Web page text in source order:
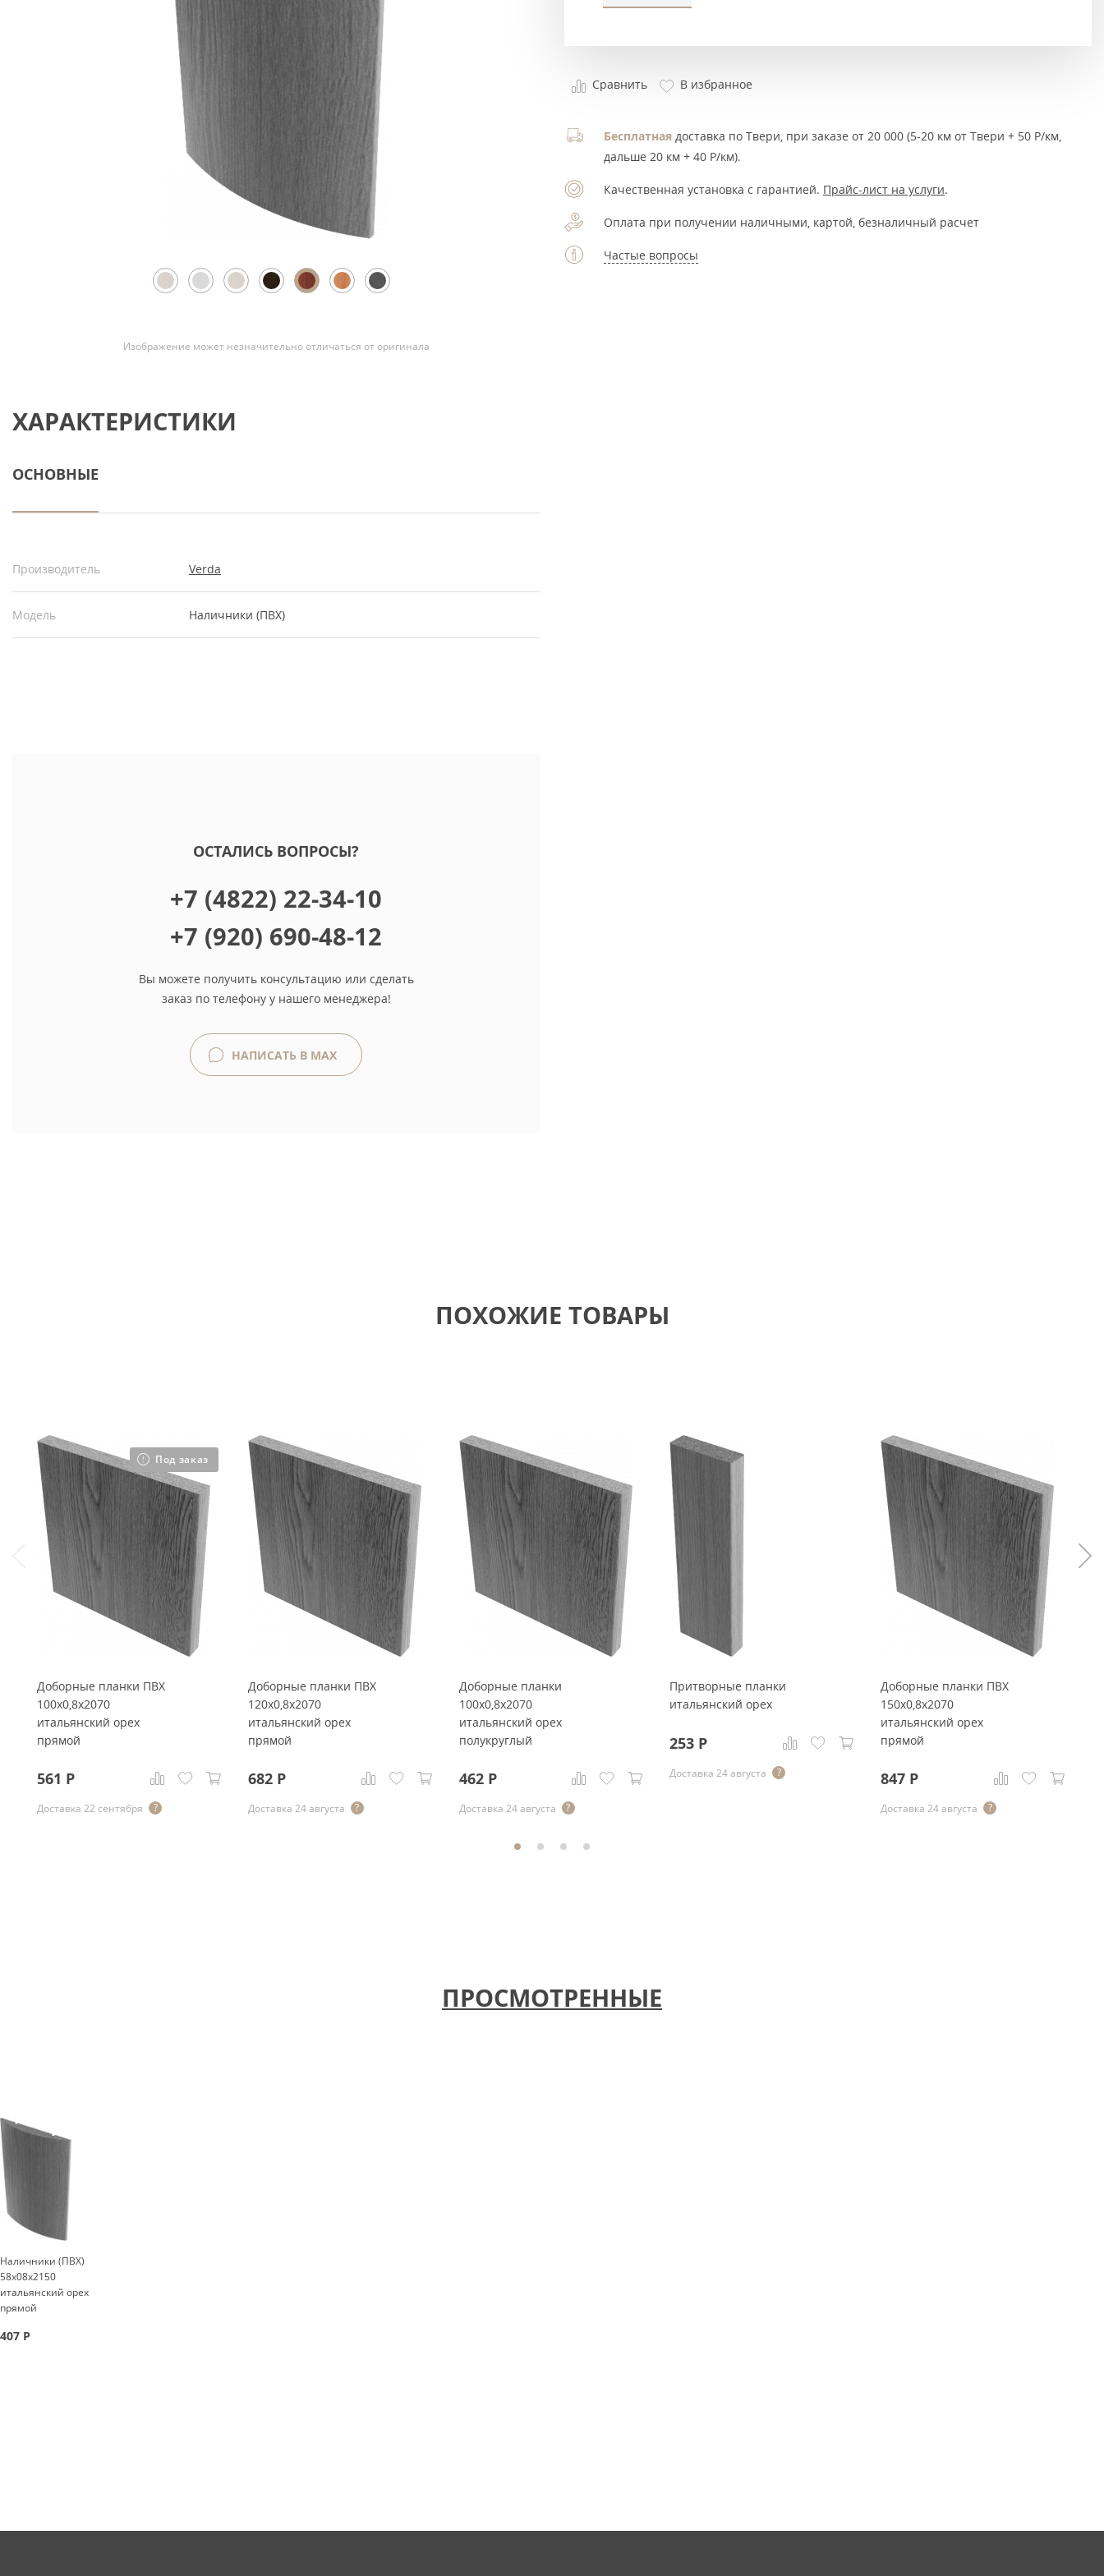
Изображение может незначительно отличаться от оригинала
ХАРАКТЕРИСТИКИ
ОСНОВНЫЕ
Производитель Verda
Модель Наличники (ПВХ)
ОСТАЛИСЬ ВОПРОСЫ?
+7 (4822) 22-34-10
+7 (920) 690-48-12
Вы можете получить консультацию или сделать
заказ по телефону у нашего менеджера!
НАПИСАТЬ В MAX
Сравнить В избранное
Бесплатная доставка по Твери, при заказе от 20 000 (5-20 км от Твери + 50 Р/км,
дальше 20 км + 40 Р/км).
Качественная установка с гарантией. Прайс-лист на услуги.
Оплата при получении наличными, картой, безналичный расчет
Частые вопросы
ПОХОЖИЕ ТОВАРЫ
Под заказ
Доборные планки ПВХ
100x0,8x2070
итальянский орех
прямой
561 Р
Доставка 22 сентября
Доборные планки ПВХ
120x0,8x2070
итальянский орех
прямой
682Р
Доставка 24 августа
Доборные планки
100x0,8x2070
итальянский орех
полукруглый
462Р
Доставка 24 августа
Притворные планки
итальянский орех
253 Р
Доставка 24 августа
Доборные планки ПВХ
150x0,8x2070
итальянский орех
прямой
847 Р
Доставка 24 августа
ПРОСМОТРЕННЫЕ
Наличники (ПВХ)
58x08x2150
итальянский орех
прямой
407 Р